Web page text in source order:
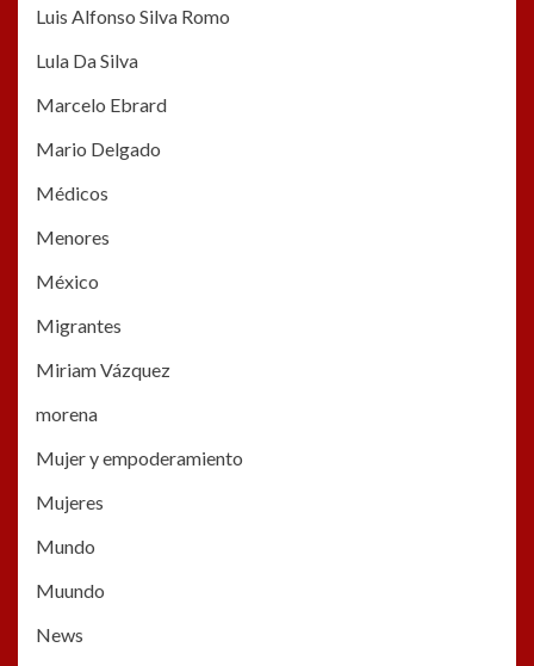
Luis Alfonso Silva Romo
Lula Da Silva
Marcelo Ebrard
Mario Delgado
Médicos
Menores
México
Migrantes
Miriam Vázquez
morena
Mujer y empoderamiento
Mujeres
Mundo
Muundo
News